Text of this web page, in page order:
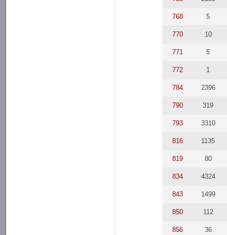
768 5
770 10
771 5
772 1
784 2396
790 319
793 3310
816 1135
819 80
834 4324
843 1499
850 112
856 36